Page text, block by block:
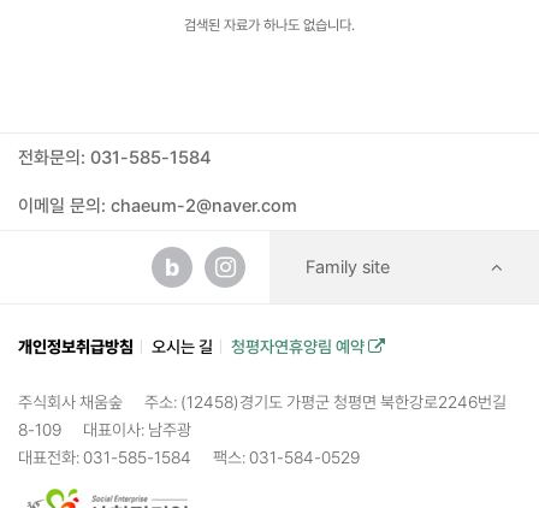
검색된 자료가 하나도 없습니다.
전화문의: 031-585-1584
이메일 문의: chaeum-2@naver.com
b Family site
개인정보취급방침 오시는 길 청평자연휴양림 예약
주식회사 채움숲
주소: (12458)경기도 가평군 청평면 북한강로2246번길
8-109
대표이사: 남주광
대표전화: 031-585-1584
팩스: 031-584-0529